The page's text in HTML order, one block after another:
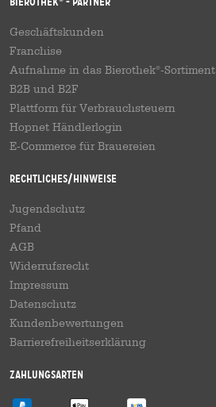
Geschäftskunden
Franchise
Aufnahme in das Bierothek®-Sortiment
B2B und B2F
Plattform für Verbrauchsteuern
Hopnet Händlerlogin
E-Commerce für Brauereien
Rechtliches/Hinweise
Jugendschutz
Pfand
AGB
Widerrufsrecht
Impressum
Datenschutz
Kundenbewertungen
Barrierefreiheitserklärung
Zahlungsarten